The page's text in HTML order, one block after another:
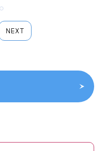
NEXT